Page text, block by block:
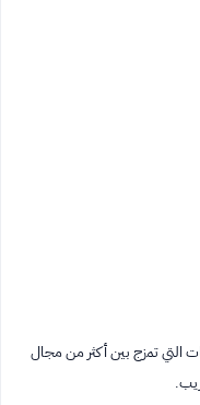
تمزج بين أكثر من مجال